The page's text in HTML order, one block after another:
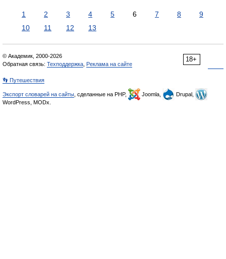
1 2 3 4 5 6 7 8
9
10
11 12 13
18+
© Академик, 2000-2026
Обратная связь: Техподдержка Реклама на сайте
👣 Путешествия
Экспорт словарей на сайты , сделанные на PHP, Joomla,
Drupal,
WordPress, MODx.